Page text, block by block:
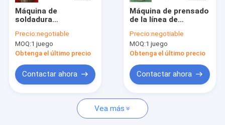
Visita a la fábrica
Contacto
noticias
Solicitar una cotización
Máquina de
soldadura
motor eléctrico
Precio:negotiable
MOQ:1 juego
Obtenga el último precio
Contactar ahora
Máquina de prensado
de la línea de
estator de la cuerda
externa del
enrollador de agujas
Precio:negotiable
MOQ:1 juego
Obtenga el último precio
Contactar ahora
Vea más